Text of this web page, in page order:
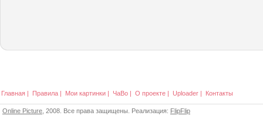
Главная | Правила | Мои картинки | ЧаВо | О проекте | Uploader | Контакты
Online Picture , 2008. Все права защищены. Реализация: FlipFlip